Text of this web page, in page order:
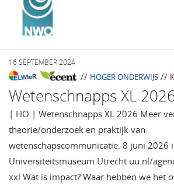
16 SEPTEMBER 2024
// HOGER ONDERWIJS//
Wetenschnapps XL
| HO | Wetenschnapps XL 2026 Meer
theorie/onderzoek en praktijk van
wetenschapscommunicatie. 8 juni 2026
Universiteitsmuseum Utrecht uu.nl/
xxl Wat is impact? Waar hebben we het